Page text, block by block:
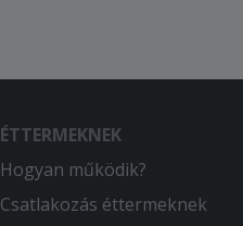
ÉTTERMEKNEK
Hogyan működik?
Csatlakozás éttermeknek